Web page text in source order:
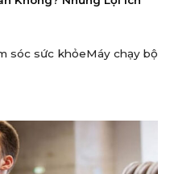
sóc sức khỏeMáy chạy bộ